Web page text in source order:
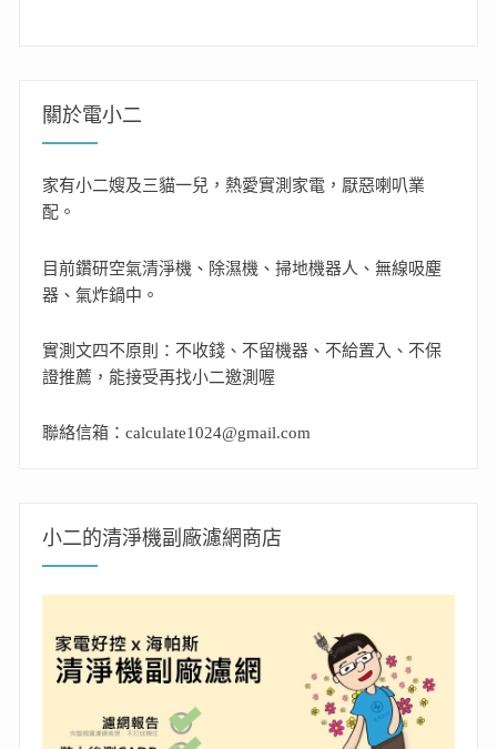
關於電小二
家有小二嫂及三貓一兒，熱愛實測家電，厭惡喇叭業
配。
目前鑽研空氣清淨機、除濕機、掃地機器人、無線吸塵
器、氣炸鍋中。
實測文四不原則：不收錢、不留機器、不給置入、不保
證推薦，能接受再找小二邀測喔
聯絡信箱：calculate1024@gmail.com
小二的清淨機副廠濾網商店